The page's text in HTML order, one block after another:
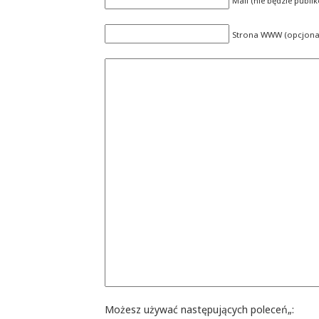
Strona WWW
Możesz używać następujących poleceń„: